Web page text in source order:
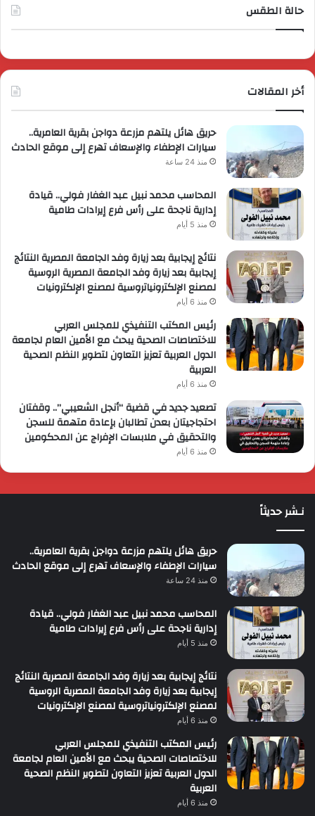
حالة الطقس
أخر المقالات
حريق هائل يلتهم مزرعة دواجن بقرية العامرية..
سيارات الإطفاء والإسعاف تهرع إلى موقع الحادث
منذ 24 ساعة
المحاسب محمد نبيل عبد الغفار فولي.. قيادة
إدارية ناجحة على رأس فرع إيرادات طامية
منذ 5 أيام
نتائج إيجابية بعد زيارة وفد الجامعة المصرية النتائج
إيجابية بعد زيارة وفد الجامعة المصرية الروسية
لمصنع الإلكترونياتروسية لمصنع الإلكترونيات
منذ 6 أيام
رئيس المكتب التنفيذي للمجلس العربي
للاختصاصات الصحية يبحث مع الأمين العام لجامعة
الدول العربية تعزيز التعاون لتطوير النظم الصحية
العربية
منذ 6 أيام
تصعيد جديد في قضية “أنجل الشعيبي”.. وقفتان
احتجاجيتان بعدن تطالبان بإعادة متهمة للسجن
والتحقيق في ملابسات الإفراج عن المحكومين
منذ 6 أيام
نـشر حديثاً
حريق هائل يلتهم مزرعة دواجن بقرية العامرية..
سيارات الإطفاء والإسعاف تهرع إلى موقع الحادث
منذ 24 ساعة
المحاسب محمد نبيل عبد الغفار فولي.. قيادة
إدارية ناجحة على رأس فرع إيرادات طامية
منذ 5 أيام
نتائج إيجابية بعد زيارة وفد الجامعة المصرية النتائج
إيجابية بعد زيارة وفد الجامعة المصرية الروسية
لمصنع الإلكترونياتروسية لمصنع الإلكترونيات
منذ 6 أيام
رئيس المكتب التنفيذي للمجلس العربي
للاختصاصات الصحية يبحث مع الأمين العام لجامعة
الدول العربية تعزيز التعاون لتطوير النظم الصحية
العربية
منذ 6 أيام